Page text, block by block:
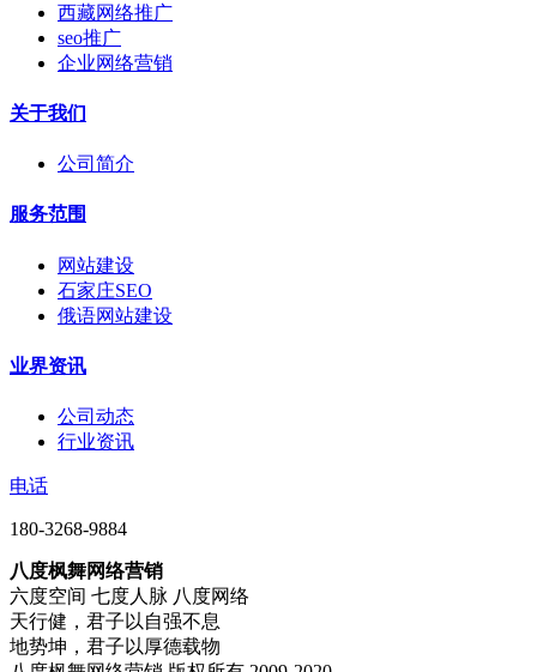
西藏网络推广
seo推广
企业网络营销
关于我们
公司简介
服务范围
网站建设
石家庄SEO
俄语网站建设
业界资讯
公司动态
行业资讯
电话
180-3268-9884
八度枫舞网络营销
六度空间 七度人脉 八度网络
天行健，君子以自强不息
地势坤，君子以厚德载物